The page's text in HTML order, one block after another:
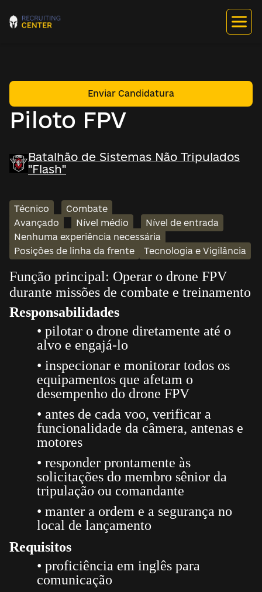
Piloto FPV
Enviar Candidatura
Batalhão de Sistemas Não Tripulados
"Flash"
Técnico
Combate
Avançado
Nível médio
Nível de entrada
Nenhuma experiência necessária
Posições de linha da frente
Tecnologia e Vigilância
Função principal: Operar o drone FPV
durante missões de combate e treinamento
Responsabilidades
• pilotar o drone diretamente até o
alvo e engajá-lo
• inspecionar e monitorar todos os
equipamentos que afetam o
desempenho do drone FPV
• antes de cada voo, verificar a
funcionalidade da câmera, antenas e
motores
• responder prontamente às
solicitações do membro sênior da
tripulação ou comandante
• manter a ordem e a segurança no
local de lançamento
Requisitos
• proficiência em inglês para
comunicação